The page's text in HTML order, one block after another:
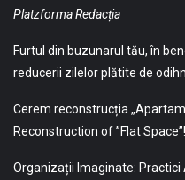
Platzforma Redacția
Furtul din buzunarul tău, în
reducerii zilelor plătite de
Cerem reconstrucția
Reconstruction of ”Flat Space”!
Organizații Imaginate: